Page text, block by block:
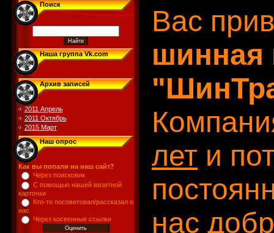
Поиск
Наша группа Vk.com
Архив записей
2011 Апрель
2011 Октябрь
2015 Март
Наш опрос
Как вы попали на наш сайт?
Через поисковик
С помощью нашей визитной
карточки
Кто-то посоветовал/рассказал о
нас
Через косвенные ссылки
Вас
шинная
лет и
нас